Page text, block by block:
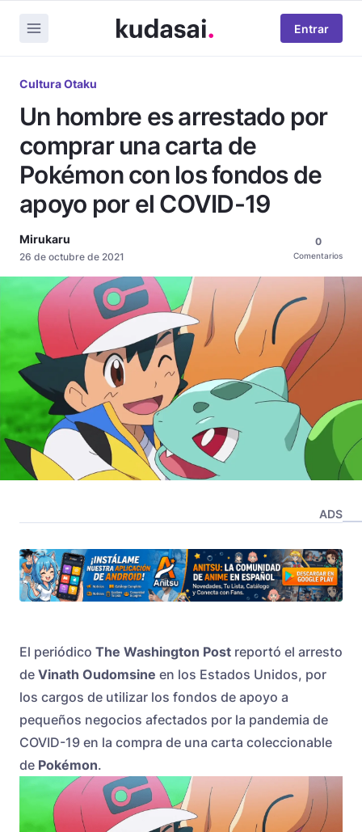
Entrar
Cultura Otaku
Un hombre es arrestado por
comprar una carta de
Pokémon con los fondos de
apoyo por el COVID-19
Mirukaru
26 de octubre de 2021
0
Comentarios
ADS
El periódico The Washington Post reportó el arresto
de Vinath Oudomsine en los Estados Unidos, por
los cargos de utilizar los fondos de apoyo a
pequeños negocios afectados por la pandemia de
COVID-19 en la compra de una carta coleccionable
de Pokémon.